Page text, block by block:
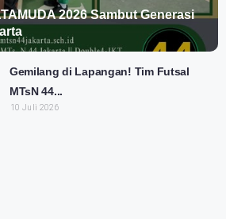
2026 Sambut Generasi
Gemilang di Lapangan! Tim Futsal
MTsN 44...
10 Juli 2026